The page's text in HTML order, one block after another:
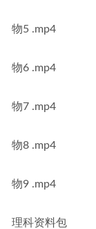
物5 .mp4
物6 .mp4
物7 .mp4
物8 .mp4
物9 .mp4
理科资料包